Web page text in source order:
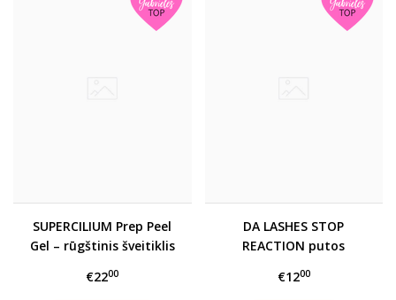
SUPERCILIUM Prep Peel
Gel – rūgštinis šveitiklis
rūgštinis
€2200
DA LASHES STOP
REACTION putos
stabdyti
€1200